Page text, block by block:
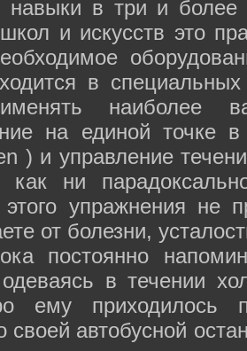
навыки в три и
и искусств это
в
наиболее
на единой точке
) и управление
ни
упражнения не
от болезни,
постоянно
в течении
ему приходилось
своей автобусной